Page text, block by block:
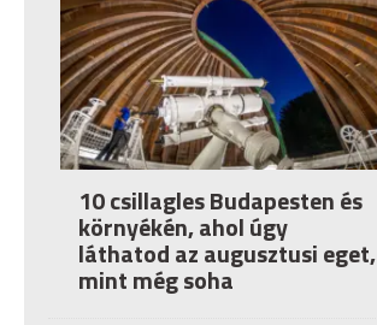
10 csillagles Budapesten és
környékén, ahol úgy
láthatod az augusztusi eget,
mint még soha